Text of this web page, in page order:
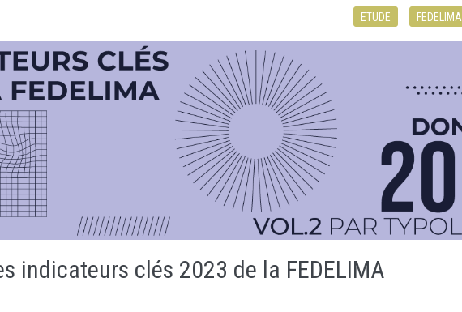
ETUDE FEDELIMA
indicateurs clés 2023 de la FEDELIMA